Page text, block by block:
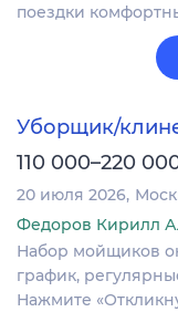
поездки
Уборщик/
110 000–220
20 июля 2026
Федоров Кирилл
Набор мойщиков
график,
Нажмите